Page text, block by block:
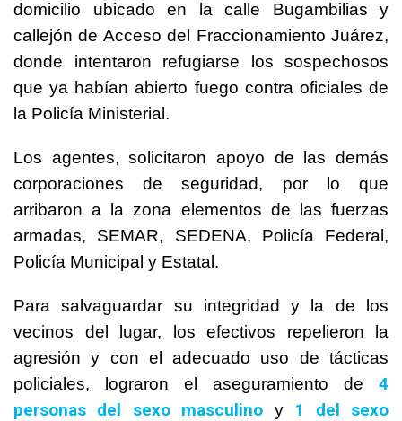
domicilio ubicado en la calle Bugambilias y
callejón de Acceso del Fraccionamiento Juárez,
donde intentaron refugiarse los sospechosos
que ya habían abierto fuego contra oficiales de
la Policía Ministerial.
Los agentes, solicitaron apoyo de las demás
corporaciones de seguridad, por lo que
arribaron a la zona elementos de las fuerzas
armadas, SEMAR, SEDENA, Policía Federal,
Policía Municipal y Estatal.
Para salvaguardar su integridad y la de los
vecinos del lugar, los efectivos repelieron la
agresión y con el adecuado uso de tácticas
policiales, lograron el aseguramiento de 4
personas del sexo masculino y 1 del sexo